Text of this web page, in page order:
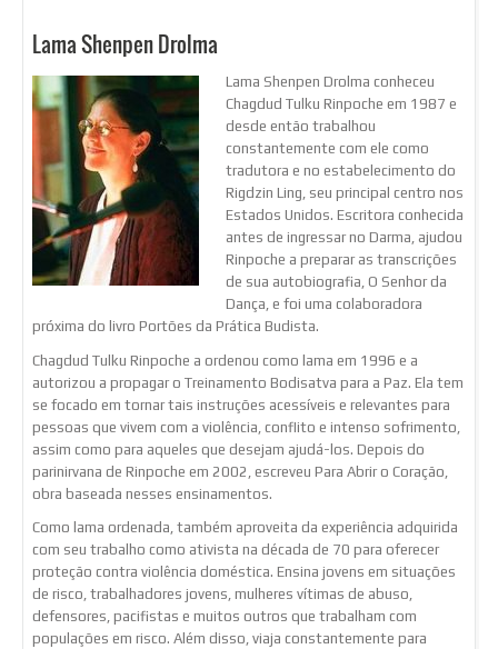
Lama Shenpen Drolma
Lama Shenpen Drolma conheceu
Chagdud Tulku Rinpoche em 1987 e
desde então trabalhou
constantemente com ele como
tradutora e no estabelecimento do
Rigdzin Ling, seu principal centro nos
Estados Unidos. Escritora conhecida
antes de ingressar no Darma, ajudou
Rinpoche a preparar as transcrições
de sua autobiografia, O Senhor da
Dança, e foi uma colaboradora
próxima do livro Portões da Prática Budista.
Chagdud Tulku Rinpoche a ordenou como lama em 1996 e a
autorizou a propagar o Treinamento Bodisatva para a Paz. Ela tem
se focado em tornar tais instruções acessíveis e relevantes para
pessoas que vivem com a violência, conflito e intenso sofrimento,
assim como para aqueles que desejam ajudá-los. Depois do
parinirvana de Rinpoche em 2002, escreveu Para Abrir o Coração,
obra baseada nesses ensinamentos.
Como lama ordenada, também aproveita da experiência adquirida
com seu trabalho como ativista na década de 70 para oferecer
proteção contra violência doméstica. Ensina jovens em situações
de risco, trabalhadores jovens, mulheres vítimas de abuso,
defensores, pacifistas e muitos outros que trabalham com
populações em risco. Além disso, viaja constantemente para